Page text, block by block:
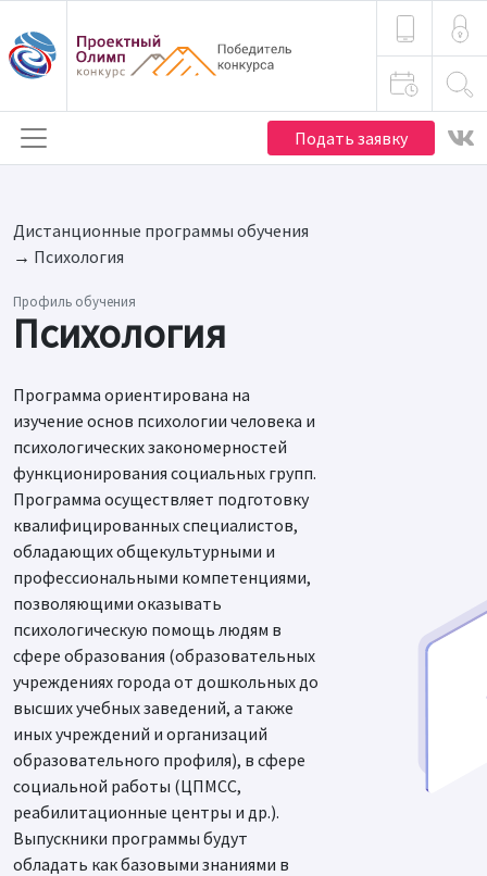
Подать заявку
Дистанционные программы обучения
→ Психология
Профиль обучения
Психология
Программа ориентирована на
изучение основ психологии человека и
психологических закономерностей
функционирования социальных групп.
Программа осуществляет подготовку
квалифицированных специалистов,
обладающих общекультурными и
профессиональными компетенциями,
позволяющими оказывать
психологическую помощь людям в
сфере образования (образовательных
учреждениях города от дошкольных до
высших учебных заведений, а также
иных учреждений и организаций
образовательного профиля), в сфере
социальной работы (ЦПМСС,
реабилитационные центры и др.).
Выпускники программы будут
обладать как базовыми знаниями в